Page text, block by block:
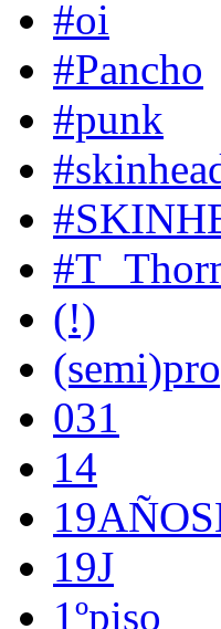
#oi
#Pancho
#punk
(!)
031
14
19J
1ºpiso